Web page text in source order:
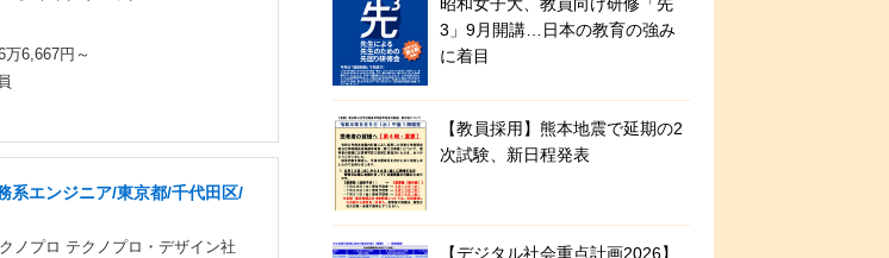
万6,667円～
系エンジニア/東京都/千代田区/
ノプロ テクノプロ・デザイン社
3」9月開講…日本の教育の強み
に着目
【教員採用】熊本地震で延期の2
次試験、新日程発表
【デジタル社会重点計画2026】